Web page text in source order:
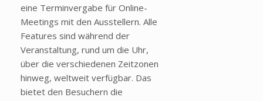
eine Terminvergabe für Online-
Meetings mit den Ausstellern. Alle
Features sind während der
Veranstaltung, rund um die Uhr,
über die verschiedenen Zeitzonen
hinweg, weltweit verfügbar. Das
bietet den Besuchern die